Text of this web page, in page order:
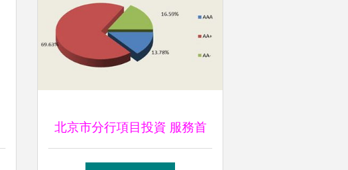
北京市分行項目投資 服務首